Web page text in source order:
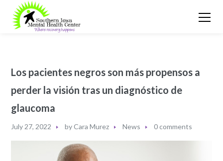
Los pacientes negros son más propensos a
perder la visión tras un diagnóstico de
glaucoma
July 27, 2022 byCara Murez News 0 comments